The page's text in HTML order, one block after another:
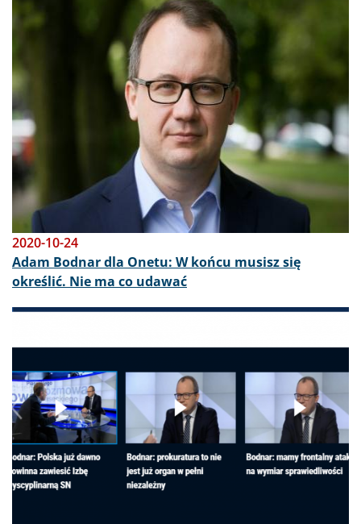
2020-10-24
Adam Bodnar dla Onetu: W końcu musisz się
określić. Nie ma co udawać
Obraz